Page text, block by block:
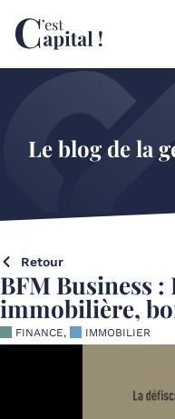
Le blog de la
Retour
BFM Business
immobilière,
FINANCE, IMMOBILIER